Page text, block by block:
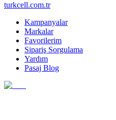
turkcell.com.tr
Kampanyalar
Markalar
Favorilerim
Sipariş Sorgulama
Yardım
Pasaj Blog